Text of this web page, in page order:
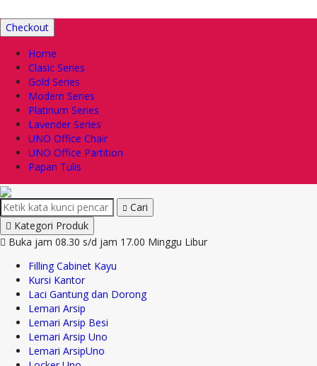
Checkout
Home
Clasic Series
Gold Series
Modern Series
Platinum Series
Lavender Series
UNO Office Chair
UNO Office Partition
Papan Tulis
Cari
Kategori Produk
Buka jam 08.30 s/d jam 17.00 Minggu Libur
Filling Cabinet Kayu
Kursi Kantor
Laci Gantung dan Dorong
Lemari Arsip
Lemari Arsip Besi
Lemari Arsip Uno
Lemari ArsipUno